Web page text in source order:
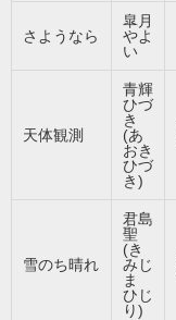
さようなら
皐月
やよ
い
天体観測
青輝
ひづ
き
(あ
おき
ひづ
き)
雪のち晴れ
君島
聖
(き
みじ
ま
ひじ
り)